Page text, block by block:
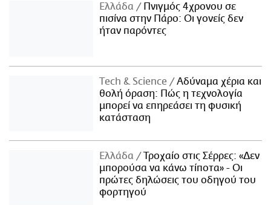
Ελλάδα
Πνιγμός 4χρονου σε
πισίνα στην Πάρο: Οι γονείς δεν
ήταν παρόντες
Τech & Science
Αδύναμα χέρια και
θολή όραση: Πώς η τεχνολογία
μπορεί να επηρεάσει τη φυσική
κατάσταση
Ελλάδα
Τροχαίο στις Σέρρες: «Δεν
μπορούσα να κάνω τίποτα» - Οι
πρώτες δηλώσεις του οδηγού του
φορτηγού